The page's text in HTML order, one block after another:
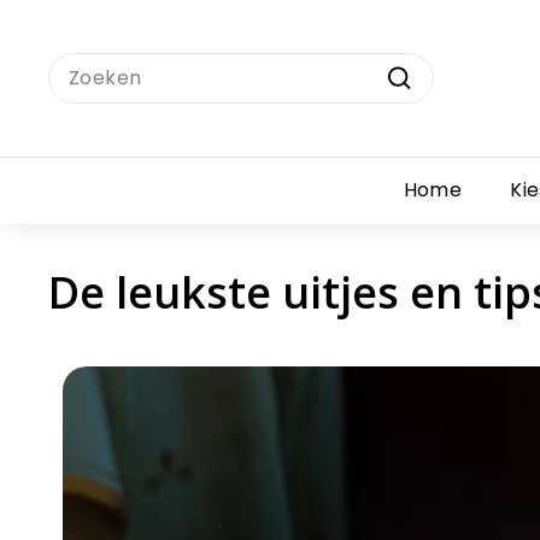
inhoudSearch
Zoeken
Home
De leukste uitjes en